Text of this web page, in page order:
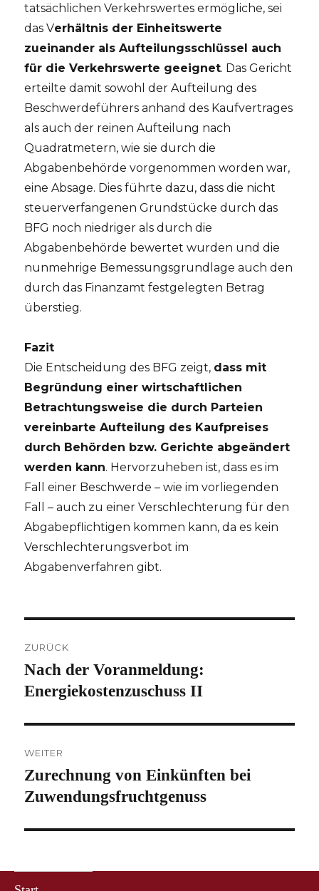
tatsächlichen Verkehrswertes ermögliche, sei
das Verhältnis der Einheitswerte
zueinander als Aufteilungsschlüssel auch
für die Verkehrswerte geeignet. Das Gericht
erteilte damit sowohl der Aufteilung des
Beschwerdeführers anhand des Kaufvertrages
als auch der reinen Aufteilung nach
Quadratmetern, wie sie durch die
Abgabenbehörde vorgenommen worden war,
eine Absage. Dies führte dazu, dass die nicht
steuerverfangenen Grundstücke durch das
BFG noch niedriger als durch die
Abgabenbehörde bewertet wurden und die
nunmehrige Bemessungsgrundlage auch den
durch das Finanzamt festgelegten Betrag
überstieg.
Fazit
Die Entscheidung des BFG zeigt, dass mit
Begründung einer wirtschaftlichen
Betrachtungsweise die durch Parteien
vereinbarte Aufteilung des Kaufpreises
durch Behörden bzw. Gerichte abgeändert
werden kann. Hervorzuheben ist, dass es im
Fall einer Beschwerde – wie im vorliegenden
Fall – auch zu einer Verschlechterung für den
Abgabepflichtigen kommen kann, da es kein
Verschlechterungsverbot im
Abgabenverfahren gibt.
ZURÜCK
Vorheriger
Beitrag:
Nach der Voranmeldung:
Energiekostenzuschuss II
WEITER
Nächster
Beitrag:
Zurechnung von Einkünften bei
Zuwendungsfruchtgenuss